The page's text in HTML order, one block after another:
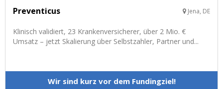
Preventicus Jena, DE
Klinisch validiert, 23 Krankenversicherer, über 2 Mio. €
Umsatz – jetzt Skalierung über Selbstzahler, Partner und...
Wir sind kurz vor dem Fundingziel!